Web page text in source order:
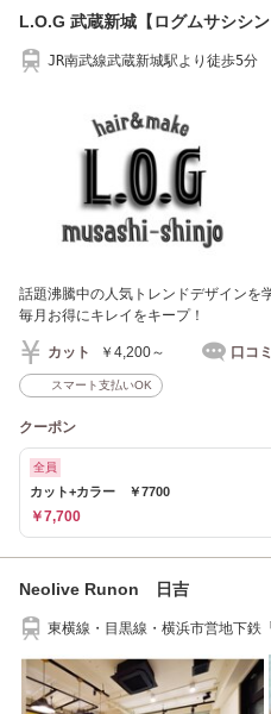
L.O.G 武蔵新城【ログムサシシン
JR南武線武蔵新城駅より徒歩5分
話題沸騰中の人気トレンドデザイン
毎月お得にキレイをキープ！
カット ￥4,200～ 口コミ
スマート支払いOK
クーポン
全員
カット+カラー ￥7700
￥7,700
Neolive Runon 日吉
東横線・目黒線・横浜市営地下